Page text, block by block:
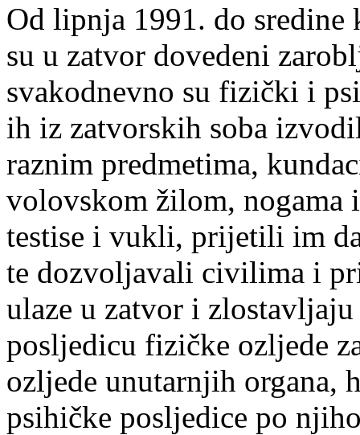
Od lipnja 1991. do sredine
su u zatvor dovedeni
svakodnevno su fizički i
ih iz zatvorskih soba
raznim predmetima,
volovskom žilom, nogama
testise i vukli, prijetili im
te dozvoljavali civilima i
ulaze u zatvor i
posljedicu fizičke ozljede
ozljede unutarnjih organa,
psihičke posljedice po